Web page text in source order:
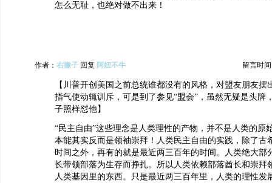
怎么无耻，也绝对做不出来！
作者： 右撇子 回复 阿妞不牛 留言时间
【川普开创美国之前总统谁都没有的风格，对盟友朋友摆
指气使动辄训斥，可是到了参见“盟会”，虽然无疑是头牌
子照样怼他】
“民主自由”这些理念是人类理性的产物，并不是人类的原
本能其实反而是领袖崇拜！人类民主自由的实践，除了古
时间之外，再有的就是最近两三百年的时间。人类绝大部
长带领部落为生存而挣扎。所以人类依赖部落酋长和崇拜
人类基因里的东西。只是最近两三百年里，人类的理性发